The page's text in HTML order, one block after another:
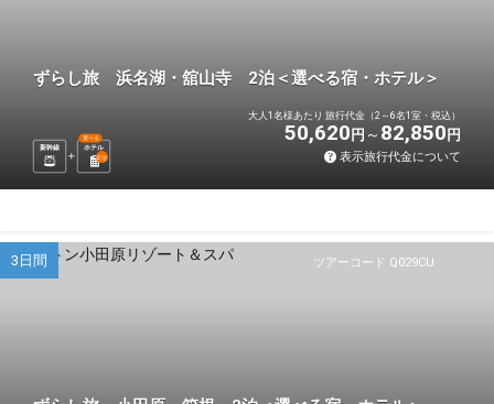
ずらし旅 浜名湖・舘山寺 2泊＜選べる宿・ホテル＞
新幹線 ホテル
選べる
2泊
大人1名様あたり 旅行代金（2～6名1室・税込）
50,620 円 82,850 円
表示旅行代金について
ツアーコード Q029CU
3日間